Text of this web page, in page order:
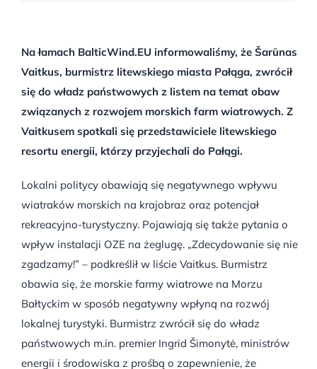
Na łamach BalticWind.EU informowaliśmy, że Šarūnas
Vaitkus, burmistrz litewskiego miasta Pałąga, zwrócił
się do władz państwowych z listem na temat obaw
związanych z rozwojem morskich farm wiatrowych. Z
Vaitkusem spotkali się przedstawiciele litewskiego
resortu energii, którzy przyjechali do Pałągi.
Lokalni politycy obawiają się negatywnego wpływu
wiatraków morskich na krajobraz oraz potencjał
rekreacyjno-turystyczny. Pojawiają się także pytania o
wpływ instalacji OZE na żeglugę. „Zdecydowanie się nie
zgadzamy!” – podkreślił w liście Vaitkus. Burmistrz
obawia się, że morskie farmy wiatrowe na Morzu
Bałtyckim w sposób negatywny wpłyną na rozwój
lokalnej turystyki. Burmistrz zwrócił się do władz
państwowych m.in. premier Ingrid Šimonytė, ministrów
energii i środowiska z prośbą o zapewnienie, że